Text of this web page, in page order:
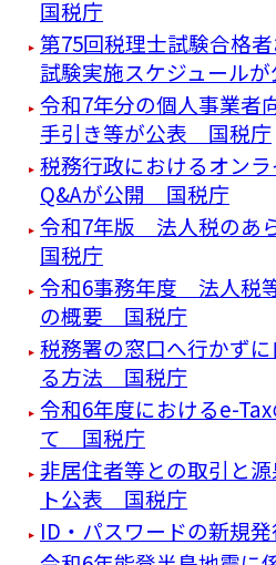
国税庁
第75回税理士試験合格
試験実施スケジュール
令和7年分の個人事業者
手引き等が公表 国税庁
税務行政におけるオン
Q&Aが公開 国税庁
令和7年版 法人税のあ
国税庁
令和6事務年度 法人税
の概要 国税庁
税務署の窓口へ行かず
る方法 国税庁
令和6年度におけるe-
て 国税庁
非居住者等との取引と
ト公表 国税庁
ID・パスワードの新規